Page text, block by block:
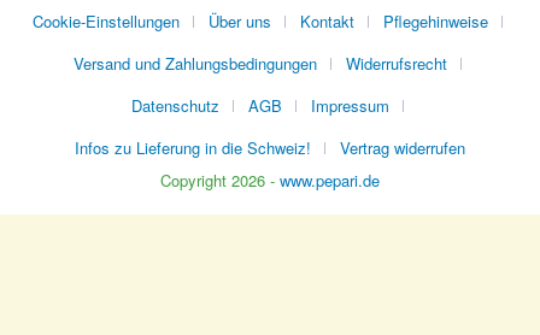
Cookie-Einstellungen Über uns Kontakt
Pflegehinweise
Versand und Zahlungsbedingungen
Widerrufsrecht
Datenschutz
AGB
Impressum
Infos zu Lieferung in die Schweiz!
Vertrag widerrufen
Copyright 2026 - www.pepari.de